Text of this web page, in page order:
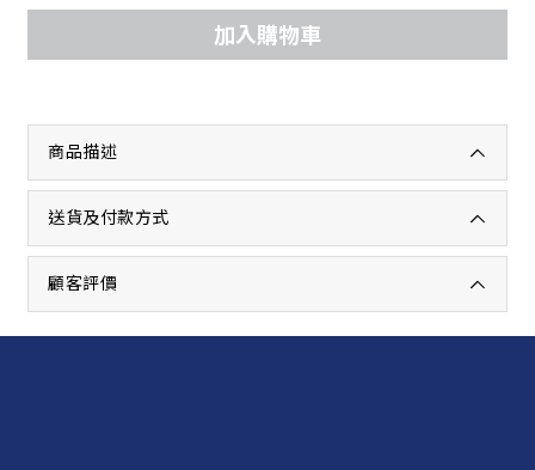
加入購物車
商品描述
送貨及付款方式
顧客評價